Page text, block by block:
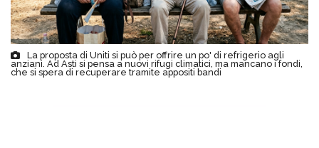
La proposta di Uniti si può per offrire un po' di refrigerio agli
anziani. Ad Asti si pensa a nuovi rifugi climatici, ma mancano i fondi,
che si spera di recuperare tramite appositi bandi